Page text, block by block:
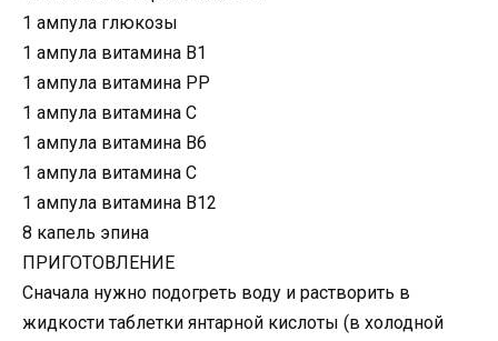
1 ампула глюкозы
1 ампула витамина В1
1 ампула витамина РР
1 ампула витамина С
1 ампула витамина В6
1 ампула витамина С
1 ампула витамина В12
8 капель эпина
ПРИГОТОВЛЕНИЕ
Сначала нужно подогреть воду и растворить в
жидкости таблетки янтарной кислоты (в холодной